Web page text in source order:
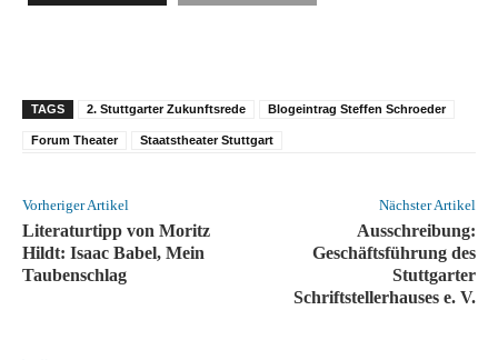
TAGS 2. Stuttgarter Zukunftsrede Blogeintrag Steffen Schroeder
Forum Theater Staatstheater Stuttgart
Vorheriger Artikel
Literaturtipp von Moritz
Hildt: Isaac Babel, Mein
Taubenschlag
Nächster Artikel
Ausschreibung:
Geschäftsführung des
Stuttgarter
Schriftstellerhauses e. V.